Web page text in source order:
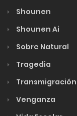
Shounen
Shounen Ai
Sobre Natural
Tragedia
Transmigración
Venganza